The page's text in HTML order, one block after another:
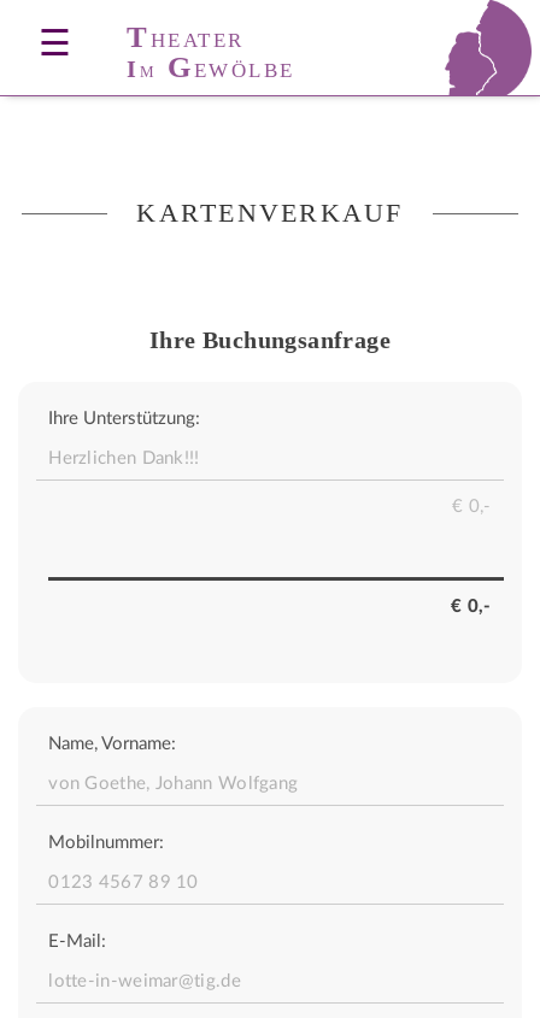
☰ THEATER
I M GEWÖLBE
KARTENVERKAUF
Ihre Buchungsanfrage
Ihre Unterstützung:
Name, Vorname:
Mobilnummer:
E-Mail: